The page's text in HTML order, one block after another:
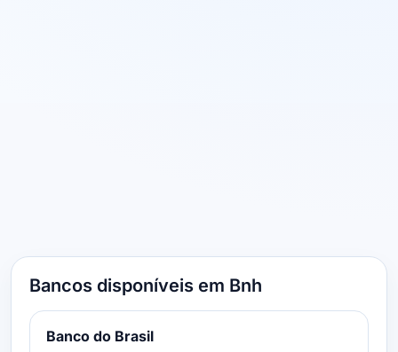
Bancos disponíveis em Bnh
Banco do Brasil